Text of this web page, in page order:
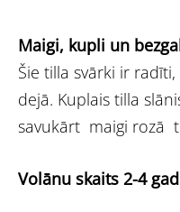
Maigi, kupli un
Šie tilla svārki ir
dejā. Kuplais tilla
savukārt maigi rozā
Volānu skaits 2-4